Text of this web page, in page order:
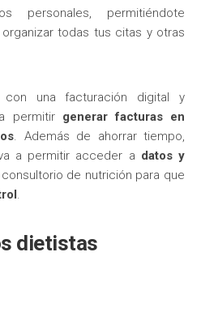
personales, permitiéndote
todas tus citas y otras
una facturación digital y
permitir generar facturas en
. Además de ahorrar tiempo,
a permitir acceder a datos y
de nutrición para que
.
dietistas